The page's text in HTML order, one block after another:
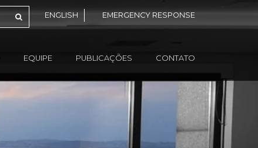
ENGLISH EMERGENCY RESPONSE
EQUIPE PUBLICAÇÕES CONTATO